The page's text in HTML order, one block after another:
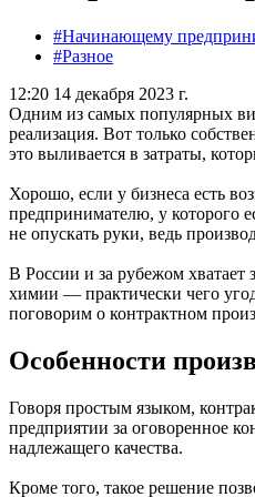
#Начинающему
#Разное
12:20 14 декабря 2023 г.
Одним из самых популярных
реализация. Вот только
это выливается в затраты,
Хорошо, если у бизнеса есть
предпринимателю, у которого
не опускать руки, ведь
В России и за рубежом
химии — практически чего
поговорим о контрактном
Особенности
Говоря простым языком,
предприятии за оговоренное
надлежащего качества.
Кроме того, такое решение